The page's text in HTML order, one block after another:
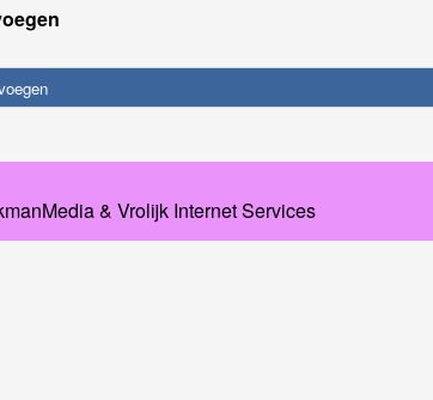
& Vrolijk Internet Services